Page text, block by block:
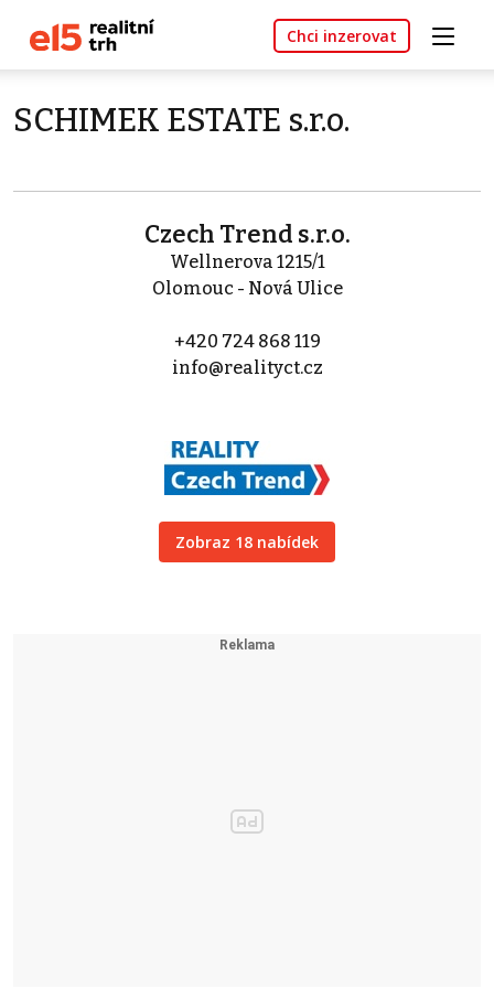
Chci inzerovat
SCHIMEK ESTATE s.r.o.
Czech Trend s.r.o.
Wellnerova 1215/1
Olomouc - Nová Ulice
+420 724 868 119
info@realityct.cz
Zobraz 18 nabídek